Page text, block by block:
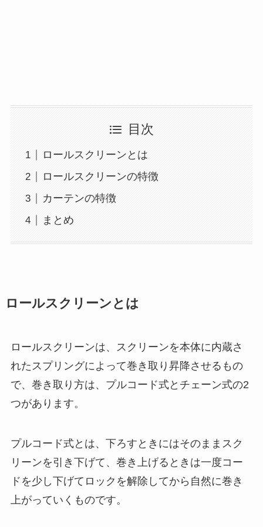
目次
ロールスクリーンとは
ロールスクリーンの特徴
カーテンの特徴
まとめ
ロールスクリーンとは
ロールスクリーンは、スクリーンを本体に内蔵さ
れたスプリングによって巻き取り昇降させるもの
で、巻き取り方は、プルコード式とチェーン式の2
つがあります。
プルコード式とは、下ろすときにはそのままスク
リーンを引き下げて、巻き上げるときは一度コー
ドを少し下げてロックを解除してから自然に巻き
上がっていくものです。